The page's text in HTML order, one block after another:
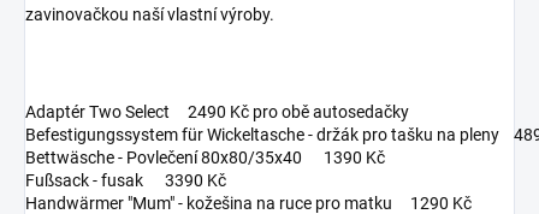
zavinovačkou naší vlastní výroby.
Adaptér Two Select 2490 Kč pro obě autosedačky
Befestigungssystem für Wickeltasche - držák pro tašku na pleny
Bettwäsche - Povlečení 80x80/35x40 1390 Kč
Fußsack - fusak 3390 Kč
Handwärmer "Mum" - kožešina na ruce pro matku 1290 Kč